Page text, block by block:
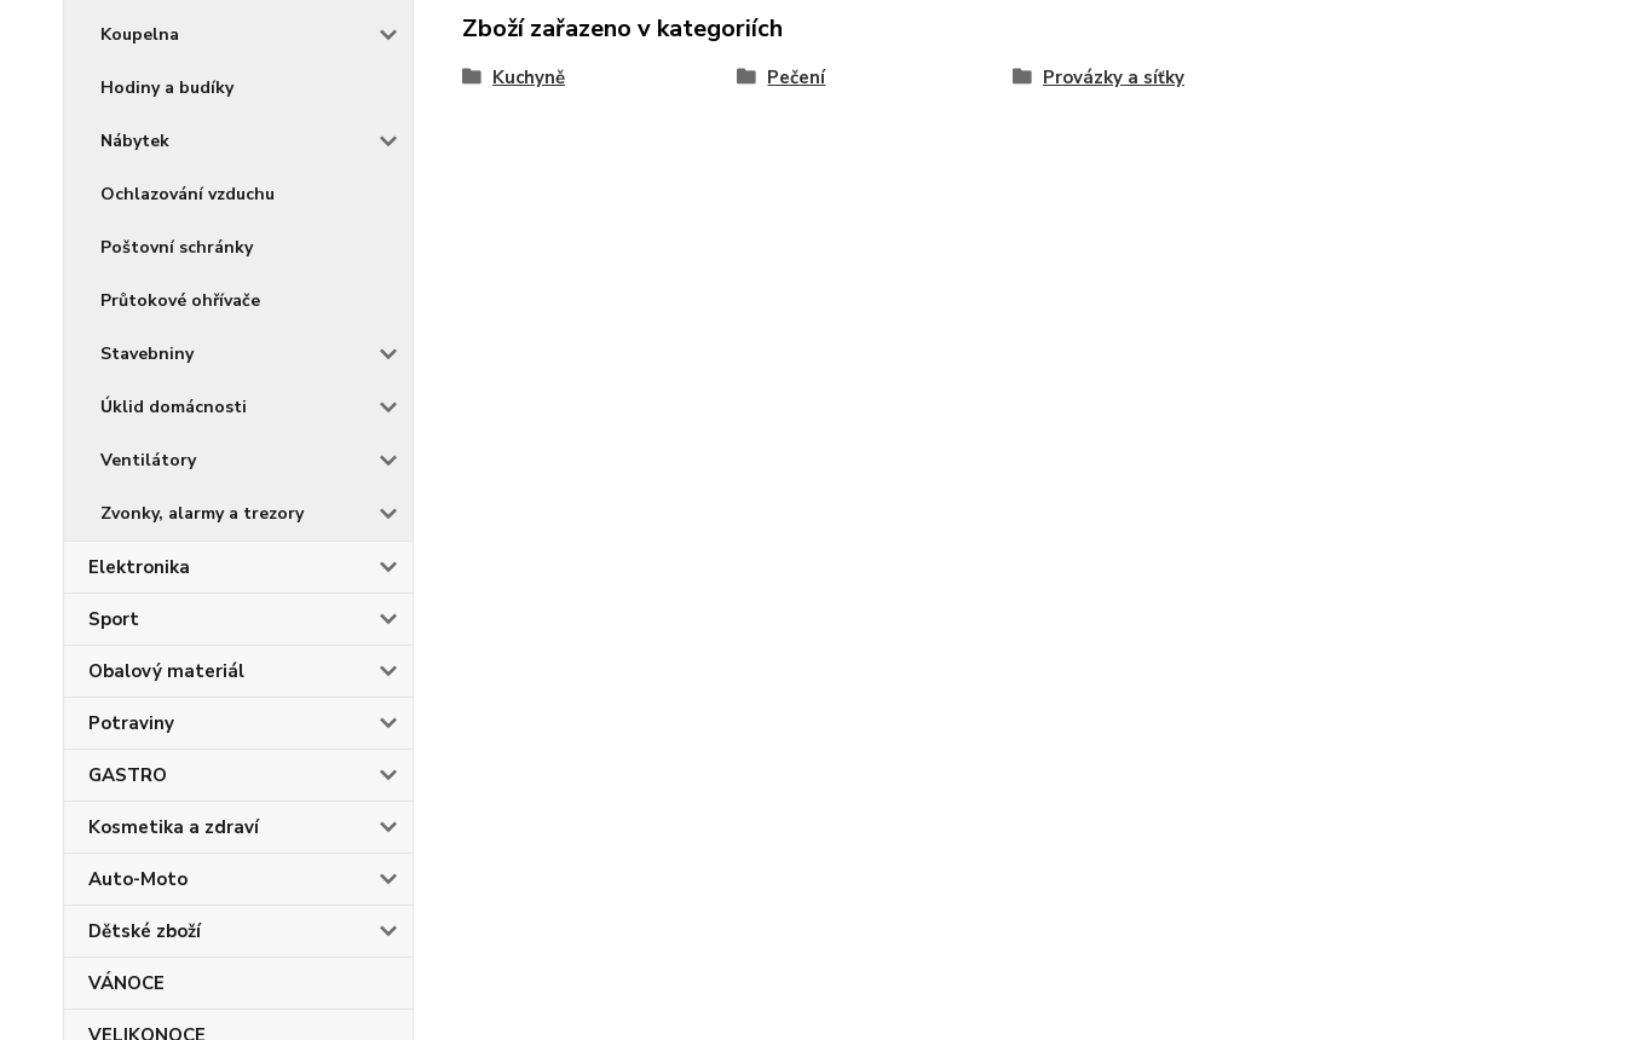
Koupelna
Hodiny a budíky
Nábytek
Ochlazování vzduchu
Poštovní schránky
Průtokové ohřívače
Stavebniny
Úklid domácnosti
Ventilátory
Zvonky, alarmy a trezory
Elektronika
Sport
Obalový materiál
Potraviny
GASTRO
Kosmetika a zdraví
Auto-Moto
Dětské zboží
VÁNOCE
VELIKONOCE
Zboží zařazeno v kategoriích
Kuchyně Pečení Provázky a síťky